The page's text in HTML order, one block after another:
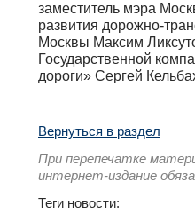
заместитель мэра
развития дорожно-
Москвы Максим
Государственной
дороги» Сергей
Вернуться в раздел
При перепечатке
интернет-издание
Теги новости: